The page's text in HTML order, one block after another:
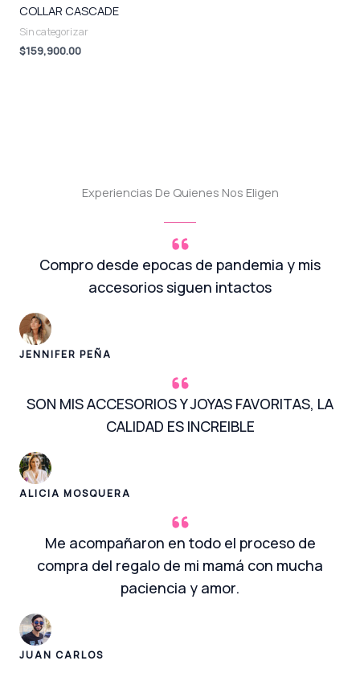
COLLAR CASCADE
Sin categorizar
$159,900.00
Experiencias De Quienes Nos Eligen
Compro desde epocas de pandemia y mis
accesorios siguen intactos
JENNIFER PEÑA
SON MIS ACCESORIOS Y JOYAS FAVORITAS, LA
CALIDAD ES INCREIBLE
ALICIA MOSQUERA
Me acompañaron en todo el proceso de
compra del regalo de mi mamá con mucha
paciencia y amor.
JUAN CARLOS